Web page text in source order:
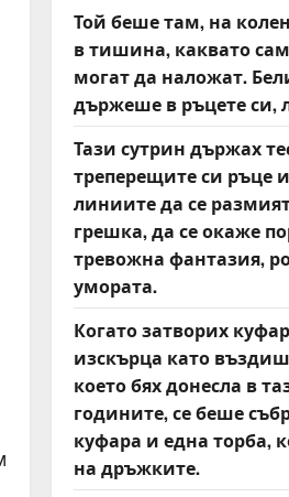
Той беше там, на
в тишина, каквато
могат да наложат.
държеше в ръцете си,
Тази сутрин държах
треперещите си ръце
линиите да се
грешка, да се окаже
тревожна фантазия,
умората.
Когато затворих
изскърца като
което бях донесла в
годините, се беше
куфара и една торба,
на дръжките.